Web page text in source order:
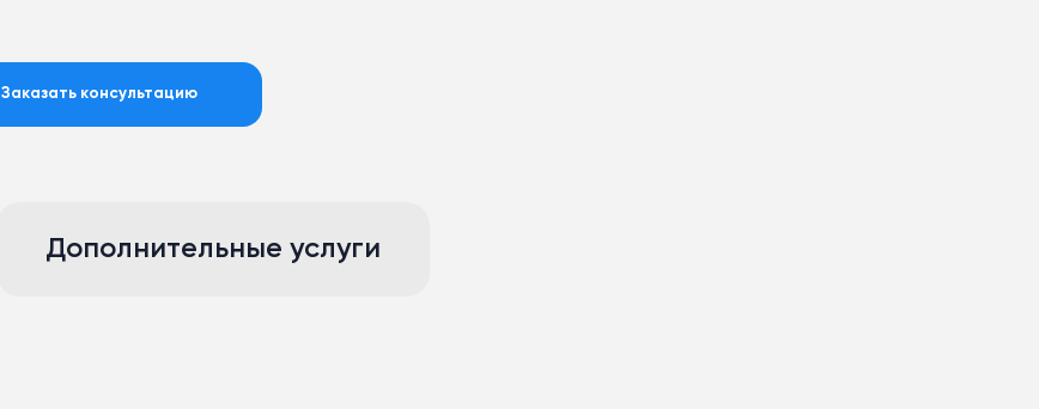
Заказать консультацию
Дополнительные услуги